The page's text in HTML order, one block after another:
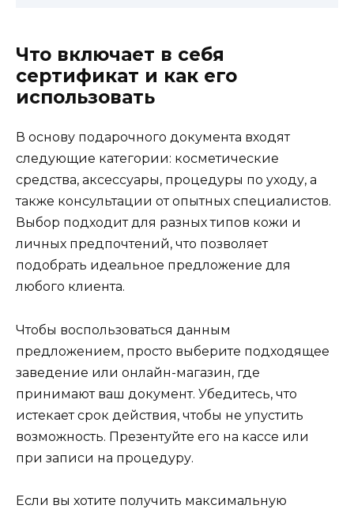
Что включает в себя
сертификат и как его
использовать
В основу подарочного документа входят
следующие категории: косметические
средства, аксессуары, процедуры по уходу, а
также консультации от опытных специалистов.
Выбор подходит для разных типов кожи и
личных предпочтений, что позволяет
подобрать идеальное предложение для
любого клиента.
Чтобы воспользоваться данным
предложением, просто выберите подходящее
заведение или онлайн-магазин, где
принимают ваш документ. Убедитесь, что
истекает срок действия, чтобы не упустить
возможность. Презентуйте его на кассе или
при записи на процедуру.
Если вы хотите получить максимальную